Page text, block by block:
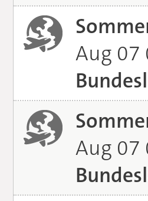
Aug 07
Aug 07